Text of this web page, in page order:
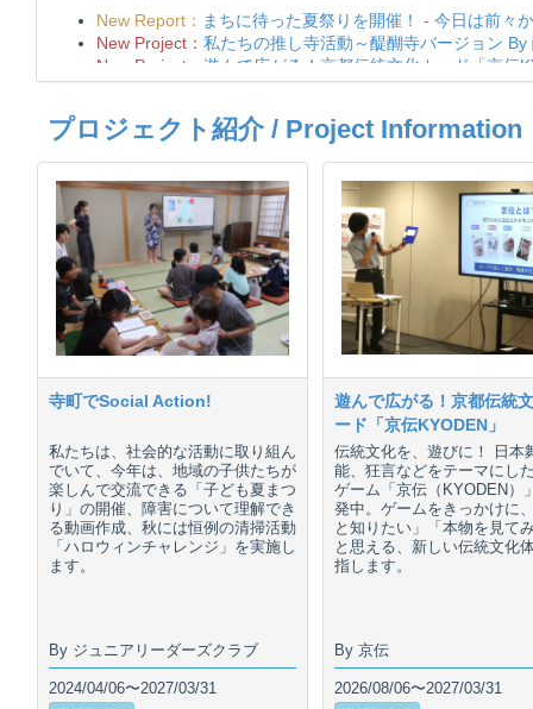
プロジェクト紹介 / Project Information
寺町でSocial Action!
私たちは、社会的な活動に取り組ん
でいて、今年は、地域の子供たちが
楽しんで交流できる「子ども夏まつ
り」の開催、障害について理解でき
る動画作成、秋には恒例の清掃活動
「ハロウィンチャレンジ」を実施し
ます。
By ジュニアリーダーズクラブ
2024/04/06〜2027/03/31
遊んで広がる！京都伝統
ード「京伝KYODEN」
伝統文化を、遊びに！ 日本
能、狂言などをテーマにし
ゲーム「京伝（KYODEN）
発中。ゲームをきっかけに
と知りたい」「本物を見て
と思える、新しい伝統文化
指します。
By 京伝
2026/08/06〜2027/03/31